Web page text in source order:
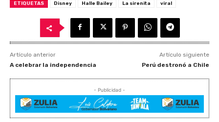
ETIQUETAS Disney Halle Bailey La sirenita viral
Artículo anterior
A celebrar la independencia
Artículo siguiente
Perú destronó a Chile
- Publicidad -